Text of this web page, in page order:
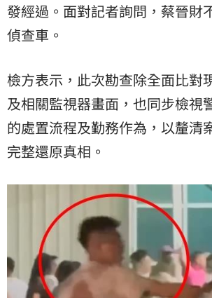
發經過。面對記者詢問，蔡晉財
偵查車。
檢方表示，此次勘查除全面比對
及相關監視器畫面，也同步檢視
的處置流程及勤務作為，以釐清
完整還原真相。